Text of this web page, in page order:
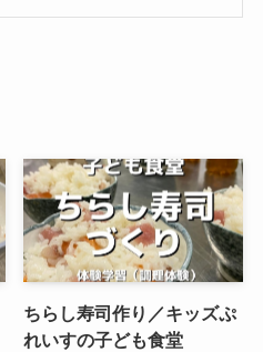
ちらし寿司作り／キッズぷ
れいすの子ども食堂